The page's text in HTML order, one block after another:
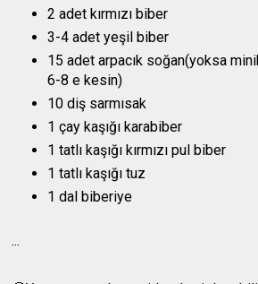
2 adet kırmızı biber
3-4 adet yeşil biber
15 adet arpacık soğan(yoksa
6-8 e kesin)
10 diş sarmısak
1 çay kaşığı karabiber
1 tatlı kaşığı kırmızı pul biber
1 tatlı kaşığı tuz
1 dal biberiye
...